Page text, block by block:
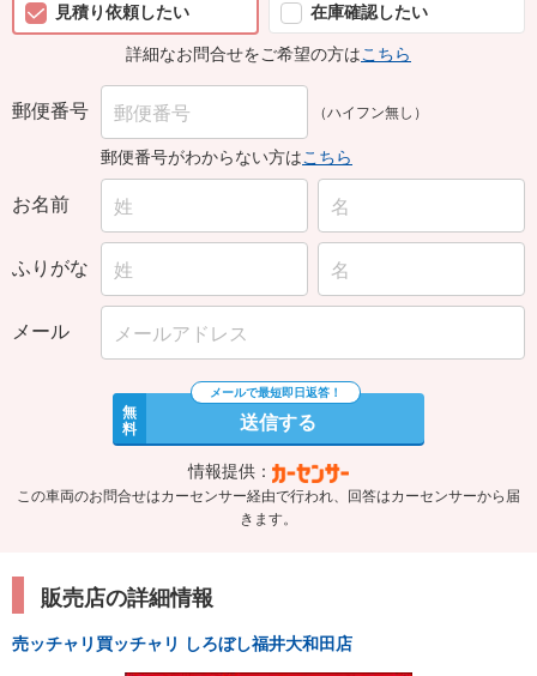
見積り依頼したい
在庫確認したい
詳細なお問合せをご希望の方はこちら
郵便番号 （ハイフン無し）
郵便番号がわからない方はこちら
お名前
ふりがな
メール
無
料 送信する
情報提供：
この車両のお問合せはカーセンサー経由で行われ、回答はカーセンサーから届
きます。
販売店の詳細情報
売ッチャリ買ッチャリ しろぼし福井大和田店